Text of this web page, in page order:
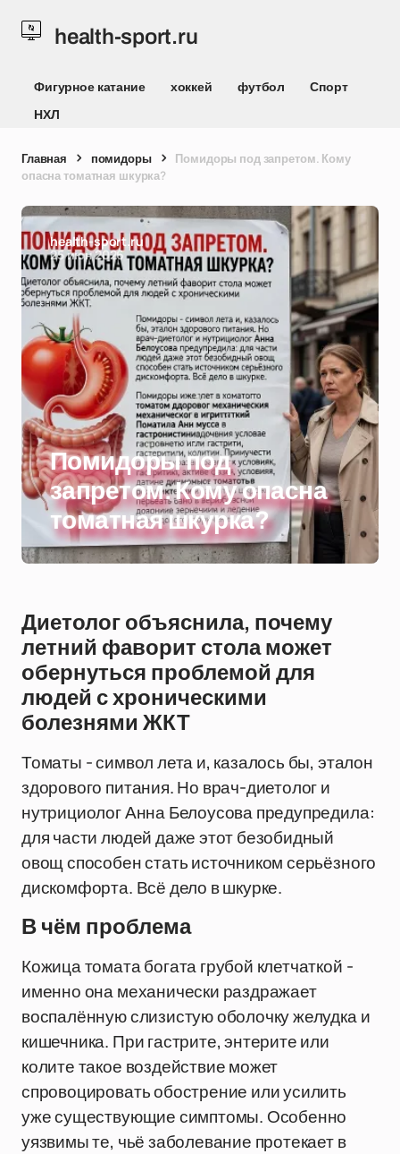
health-sport.ru
Фигурное катание хоккей футбол
Спорт
НХЛ
Главная помидоры
Помидоры под запретом. Кому
опасна томатная шкурка?
health-sport.ru
25 июн 2026
Помидоры под
запретом. Кому опасна
томатная шкурка?
Диетолог объяснила, почему
летний фаворит стола может
обернуться проблемой для
людей с хроническими
болезнями ЖКТ
Томаты - символ лета и, казалось бы, эталон
здорового питания. Но врач-диетолог и
нутрициолог Анна Белоусова предупредила:
для части людей даже этот безобидный
овощ способен стать источником серьёзного
дискомфорта. Всё дело в шкурке.
В чём проблема
Кожица томата богата грубой клетчаткой -
именно она механически раздражает
воспалённую слизистую оболочку желудка и
кишечника. При гастрите, энтерите или
колите такое воздействие может
спровоцировать обострение или усилить
уже существующие симптомы. Особенно
уязвимы те, чьё заболевание протекает в